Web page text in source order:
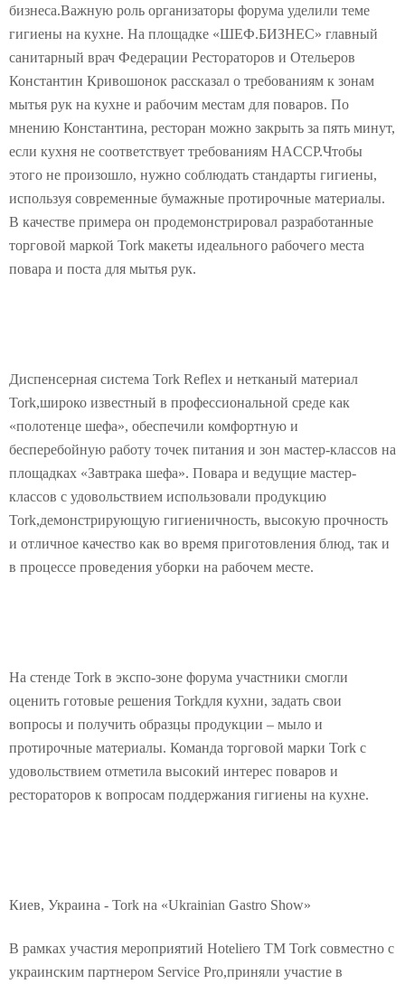
бизнеса.Важную роль организаторы форума уделили теме
гигиены на кухне. На площадке «ШЕФ.БИЗНЕС» главный
санитарный врач Федерации Рестораторов и Отельеров
Константин Кривошонок рассказал о требованиям к зонам
мытья рук на кухне и рабочим местам для поваров. По
мнению Константина, ресторан можно закрыть за пять минут,
если кухня не соответствует требованиям HACCP.Чтобы
этого не произошло, нужно соблюдать стандарты гигиены,
используя современные бумажные протирочные материалы.
В качестве примера он продемонстрировал разработанные
торговой маркой Tork макеты идеального рабочего места
повара и поста для мытья рук.
Диспенсерная система Tork Reflex и нетканый материал
Tork,широко известный в профессиональной среде как
«полотенце шефа», обеспечили комфортную и
бесперебойную работу точек питания и зон мастер-классов на
площадках «Завтрака шефа». Повара и ведущие мастер-
классов с удовольствием использовали продукцию
Tork,демонстрирующую гигиеничность, высокую прочность
и отличное качество как во время приготовления блюд, так и
в процессе проведения уборки на рабочем месте.
На стенде Tork в экспо-зоне форума участники смогли
оценить готовые решения Torkдля кухни, задать свои
вопросы и получить образцы продукции – мыло и
протирочные материалы. Команда торговой марки Tork с
удовольствием отметила высокий интерес поваров и
рестораторов к вопросам поддержания гигиены на кухне.
Киев, Украина - Tork на «Ukrainian Gastro Show»
В рамках участия мероприятий Hoteliero ТМ Tork совместно с
украинским партнером Service Pro,приняли участие в